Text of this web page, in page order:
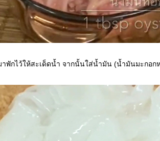
พักไว้ให้สะเด็ดน้ำ จากนั้นใส่น้ำมัน (น้ำมันมะกอ